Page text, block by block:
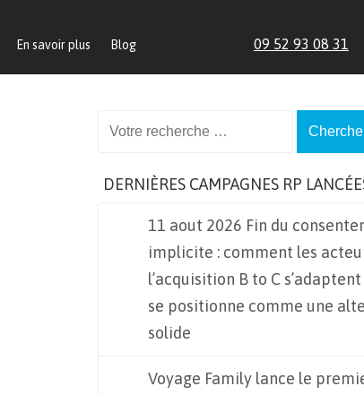
En savoir plus Blog 09 52 93 08 31
DERNIÈRES CAMPAGNES RP
11 aout 2026 Fin du
implicite : comment les
l’acquisition B to C s’adaptent
se positionne comme une
solide
Voyage Family lance le